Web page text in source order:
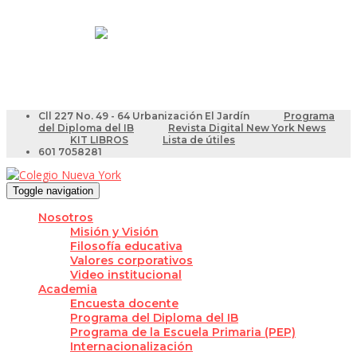
Cll 227 No. 49 - 64 Urbanización El Jardín
Programa
del Diploma del IB
Revista Digital New York News
KIT LIBROS
Lista de útiles
601 7058281
Toggle navigation
Nosotros
Misión y Visión
Filosofía educativa
Valores corporativos
Video institucional
Academia
Encuesta docente
Programa del Diploma del IB
Programa de la Escuela Primaria (PEP)
Internacionalización